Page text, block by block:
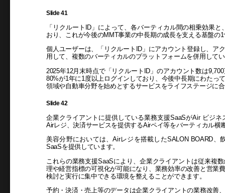
Slide 41
「リクルートID」によって、各バーティカル間の相乗効果
おり、これが今後のMMT事業の中長期の成長を支える基盤の
個人ユーザーは、「リクルートID」にアカウント登録し、ア
用して、複数のバーティカルのプラットフォームを併用して
2025年12月末時点で「リクルートID」のアカウント数は
80%が1年に1度以上ログインしており、今後中長期にわたっ
領域や自動車分野を始めとするサービスをライフステージに
Slide 42
企業クライアントに提供している業務支援SaaSがAir ビジ
Airレジ、決済サービスを提供するAirペイ等をバーティカル横
美容分野においては、Airレジを搭載したSALON BOARD
SaaSを提供しています。
これらの業務支援SaaSにより、企業クライアントは従来複
理や経営指標の可視化が可能になり、業務効率の改善と営業
検討と実行に集中できる環境を整えることができます。
予約・決済・売上等のデータは企業クライアントの業務改善